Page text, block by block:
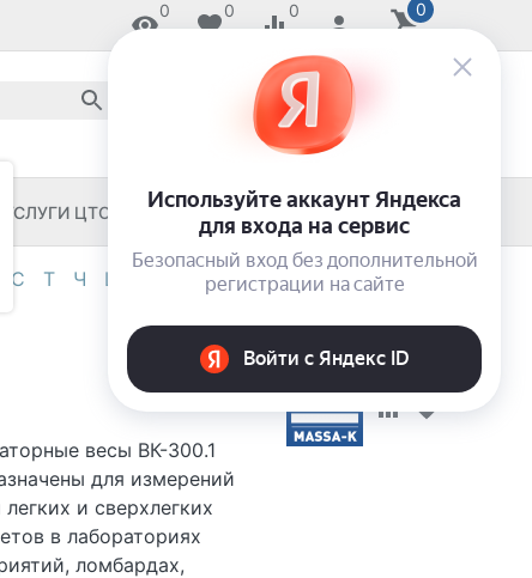
0 0 0 0
8 800 2018-054
звонок по России бесплатный
8 (8652) 55-11-33
ЗАКАЖИ И ЗАБЕРИ СЕГОДНЯ!
УСЛУГИ ЦТО ЧЕКОВЫЕ ПРИНТЕРЫ
С Т Ч Ш 0-9
весы ВК-300.1
для измерений
и сверхлегких
в лабораториях
ломбардах,